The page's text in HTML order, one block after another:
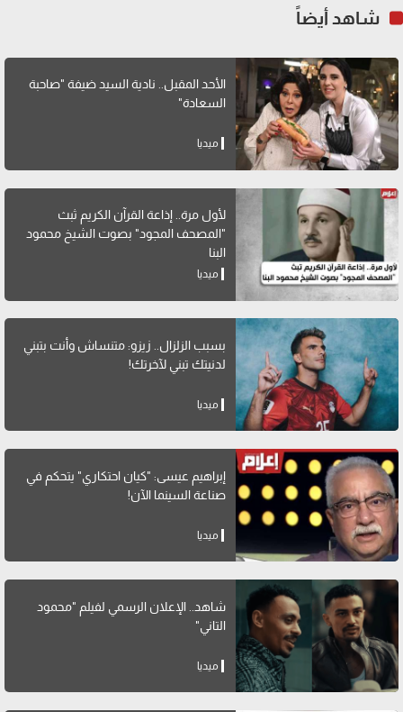
شاهد أيضاً
الأحد المقبل.. نادية السيد ضيفة "صاحبة
السعادة"
ميديا
لأول مرة.. إذاعة القرآن الكريم ثبث
"المصحف المجود" بصوت الشيخ محمود
البنا
ميديا
بسبب الزلزال.. زيزو: متنساش وأنت بتبني
لدنيتك تبني لآخرتك!
ميديا
إبراهيم عيسى: "كيان احتكاري" يتحكم في
صناعة السينما الآن!
ميديا
شاهد.. الإعلان الرسمي لفيلم "محمود
التاني"
ميديا